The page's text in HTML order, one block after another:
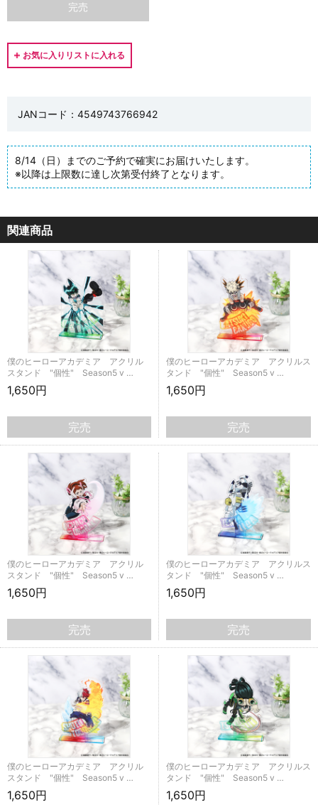
完売
JANコード：4549743766942
8/14（日）までのご予約で確実にお届けいたします。
※以降は上限数に達し次第受付終了となります。
関連商品
僕のヒーローアカデミア アクリル
スタンド "個性" Season5 v …
1,650円
完売
僕のヒーローアカデミア アクリルス
タンド "個性" Season5 v …
1,650円
完売
僕のヒーローアカデミア アクリル
スタンド "個性" Season5 v …
1,650円
完売
僕のヒーローアカデミア アクリルス
タンド "個性" Season5 v …
1,650円
完売
僕のヒーローアカデミア アクリル
スタンド "個性" Season5 v …
1,650円
僕のヒーローアカデミア アクリルス
タンド "個性" Season5 v …
1,650円